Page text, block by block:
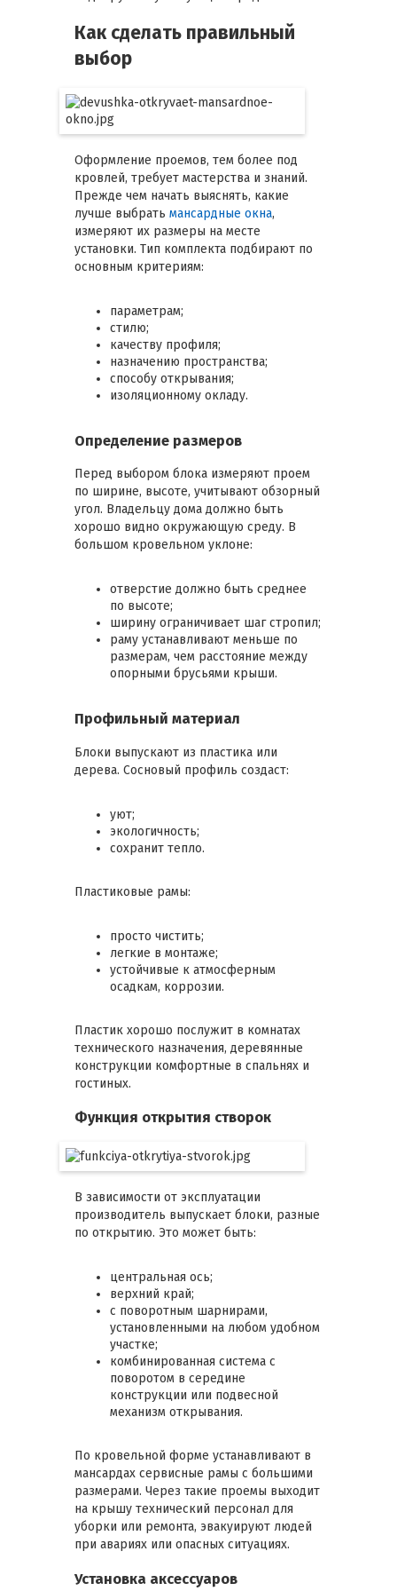
Как сделать правильный
выбор
Оформление проемов, тем более под
кровлей, требует мастерства и знаний.
Прежде чем начать выяснять, какие
лучше выбрать мансардные окна,
измеряют их размеры на месте
установки. Тип комплекта подбирают по
основным критериям:
параметрам;
стилю;
качеству профиля;
назначению пространства;
способу открывания;
изоляционному окладу.
Определение размеров
Перед выбором блока измеряют проем
по ширине, высоте, учитывают обзорный
угол. Владельцу дома должно быть
хорошо видно окружающую среду. В
большом кровельном уклоне:
отверстие должно быть среднее
по высоте;
ширину ограничивает шаг стропил;
раму устанавливают меньше по
размерам, чем расстояние между
опорными брусьями крыши.
Профильный материал
Блоки выпускают из пластика или
дерева. Сосновый профиль создаст:
уют;
экологичность;
сохранит тепло.
Пластиковые рамы:
просто чистить;
легкие в монтаже;
устойчивые к атмосферным
осадкам, коррозии.
Пластик хорошо послужит в комнатах
технического назначения, деревянные
конструкции комфортные в спальнях и
гостиных.
Функция открытия створок
В зависимости от эксплуатации
производитель выпускает блоки, разные
по открытию. Это может быть:
центральная ось;
верхний край;
с поворотным шарнирами,
установленными на любом удобном
участке;
комбинированная система с
поворотом в середине
конструкции или подвесной
механизм открывания.
По кровельной форме устанавливают в
мансардах сервисные рамы с большими
размерами. Через такие проемы выходит
на крышу технический персонал для
уборки или ремонта, эвакуируют людей
при авариях или опасных ситуациях.
Установка аксессуаров